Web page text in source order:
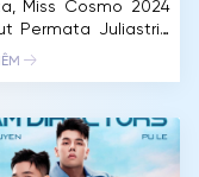
Miss Cosmo 2024
Permata Juliastrid
thức trở về Bali
Tại quê nhà, Tata
phút giây thư
ấm áp bên gia